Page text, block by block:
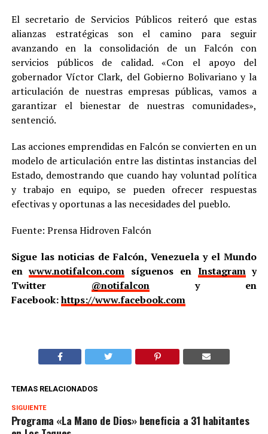
El secretario de Servicios Públicos reiteró que estas
alianzas estratégicas son el camino para seguir
avanzando en la consolidación de un Falcón con
servicios públicos de calidad. «Con el apoyo del
gobernador Víctor Clark, del Gobierno Bolivariano y la
articulación de nuestras empresas públicas, vamos a
garantizar el bienestar de nuestras comunidades»,
sentenció.
Las acciones emprendidas en Falcón se convierten en un
modelo de articulación entre las distintas instancias del
Estado, demostrando que cuando hay voluntad política
y trabajo en equipo, se pueden ofrecer respuestas
efectivas y oportunas a las necesidades del pueblo.
Fuente: Prensa Hidroven Falcón
Sigue las noticias de Falcón, Venezuela y el Mundo
enwww.notifalcon.com síguenos en Instagramy
Twitter @notifalcony en
Facebook:https://www.facebook.com
TEMAS RELACIONADOS
SIGUIENTE
Programa «La Mano de Dios» beneficia a 31 habitantes